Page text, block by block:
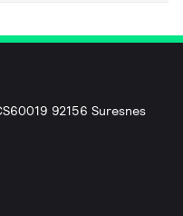
92156 Suresnes